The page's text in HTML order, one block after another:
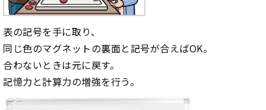
表の記号を手に取り、
同じ色のマグネットの裏面と記号が合えばOK。
合わないときは元に戻す。
記憶力と計算力の増強を行う。